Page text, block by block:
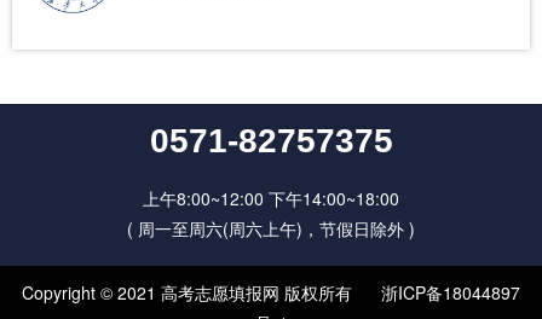
0571-82757375
上午8:00~12:00 下午14:00~18:00
( 周一至周六(周六上午)，节假日除外 )
Copyright © 2021 高考志愿填报网 版权所有
浙ICP备18044897